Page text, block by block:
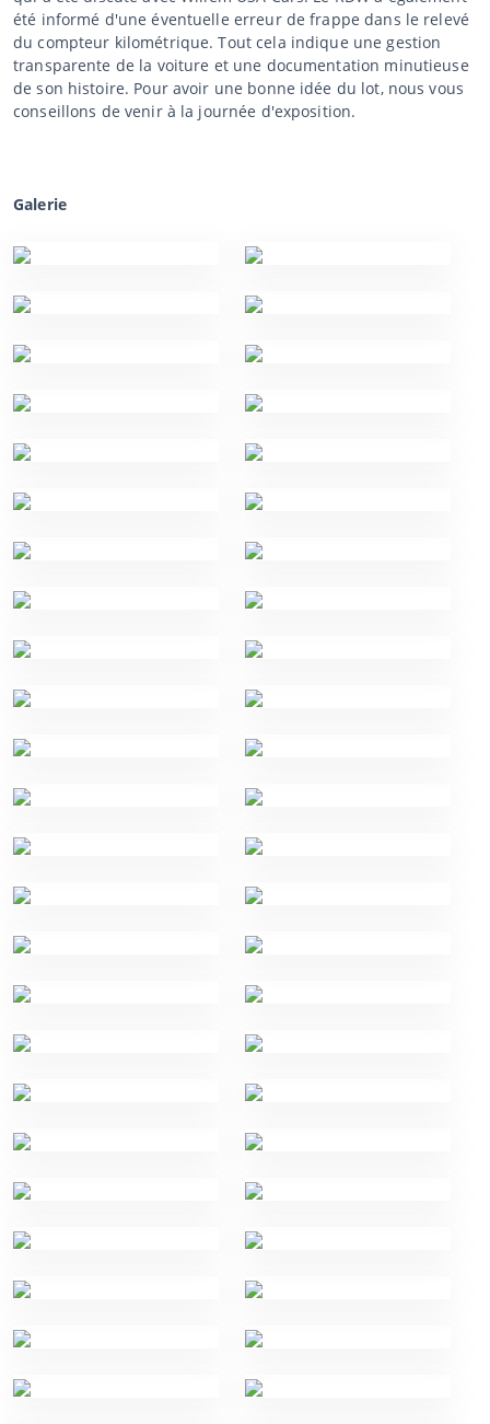
été informé d'une éventuelle erreur de frappe dans le relevé
du compteur kilométrique. Tout cela indique une gestion
transparente de la voiture et une documentation minutieuse
de son histoire. Pour avoir une bonne idée du lot, nous vous
conseillons de venir à la journée d'exposition.
Galerie